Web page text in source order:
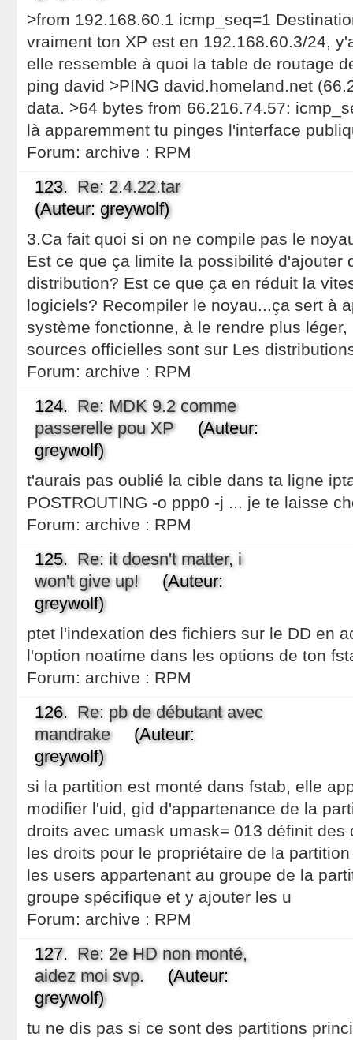
>from 192.168.60.1 icmp_seq=1
vraiment ton XP est en 192.168.60.3/24,
elle ressemble à quoi la table de routage
ping david >PING david.homeland.net
data. >64 bytes from 66.216.74.57:
là apparemment tu pinges l'interface
Forum: archive : RPM
123. Re: 2.4.22.tar
(Auteur: greywolf)
3.Ca fait quoi si on ne compile pas le
Est ce que ça limite la possibilité d'ajouter
distribution? Est ce que ça en réduit la
logiciels? Recompiler le noyau...ça sert à
système fonctionne, à le rendre plus
sources officielles sont sur Les
Forum: archive : RPM
124. Re: MDK 9.2 comme
passerelle pou XP(Auteur:
greywolf)
t'aurais pas oublié la cible dans ta ligne
POSTROUTING -o ppp0 -j ... je te laisse
Forum: archive : RPM
125. Re: it doesn't matter, i
won't give up!(Auteur:
greywolf)
ptet l'indexation des fichiers sur le DD en
l'option noatime dans les options de ton
Forum: archive : RPM
126. Re: pb de débutant avec
mandrake(Auteur:
greywolf)
si la partition est monté dans fstab, elle
modifier l'uid, gid d'appartenance de la
droits avec umask umask= 013 définit des
les droits pour le propriétaire de la
les users appartenant au groupe de la
groupe spécifique et y ajouter les u
Forum: archive : RPM
127. Re: 2e HD non monté,
aidez moi svp. (Auteur:
greywolf)
tu ne dis pas si ce sont des partitions